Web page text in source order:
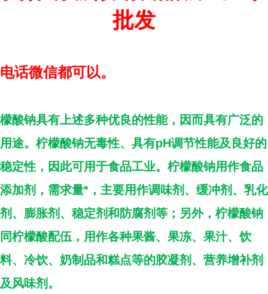
批发
电话微信都可以。
檬酸钠具有上述多种优良的性能，因而具有广泛的
用途。柠檬酸钠无毒性、具有pH调节性能及良好的
稳定性，因此可用于食品工业。柠檬酸钠用作食品
添加剂，需求量*，主要用作调味剂、缓冲剂、乳化
剂、膨胀剂、稳定剂和防腐剂等；另外，柠檬酸钠
同柠檬酸配伍，用作各种果酱、果冻、果汁、饮
料、冷饮、奶制品和糕点等的胶凝剂、营养增补剂
及风味剂。